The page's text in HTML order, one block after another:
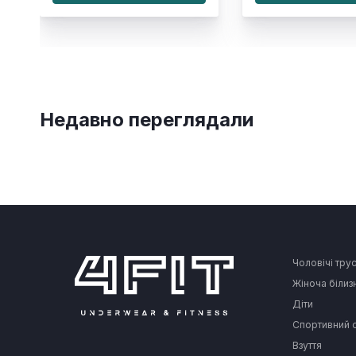
Недавно переглядали
Чоловічі
Жіноча
Діти
Спортивний
Взуття